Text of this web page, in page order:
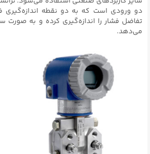
دو ورودی است که به دو نقطه
تفاضل فشار را اندازه‌گیری کرده و به صورت
می‌دهد.